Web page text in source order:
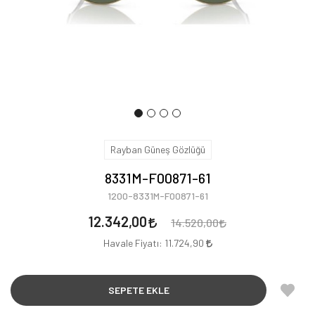
Rayban Güneş Gözlüğü
8331M-F00871-61
1200-8331M-F00871-61
12.342,00 14.520,00
Havale Fiyatı: 11.724,90
SEPETE EKLE